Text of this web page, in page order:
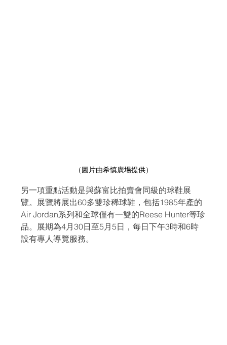
（圖片由希慎廣場提供）
另一項重點活動是與蘇富比拍賣會同級的球鞋展
覽。展覽將展出60多雙珍稀球鞋，包括1985年產的
Air Jordan系列和全球僅有一雙的Reese Hunter等珍
品。展期為4月30日至5月5日，每日下午3時和6時
設有專人導覽服務。